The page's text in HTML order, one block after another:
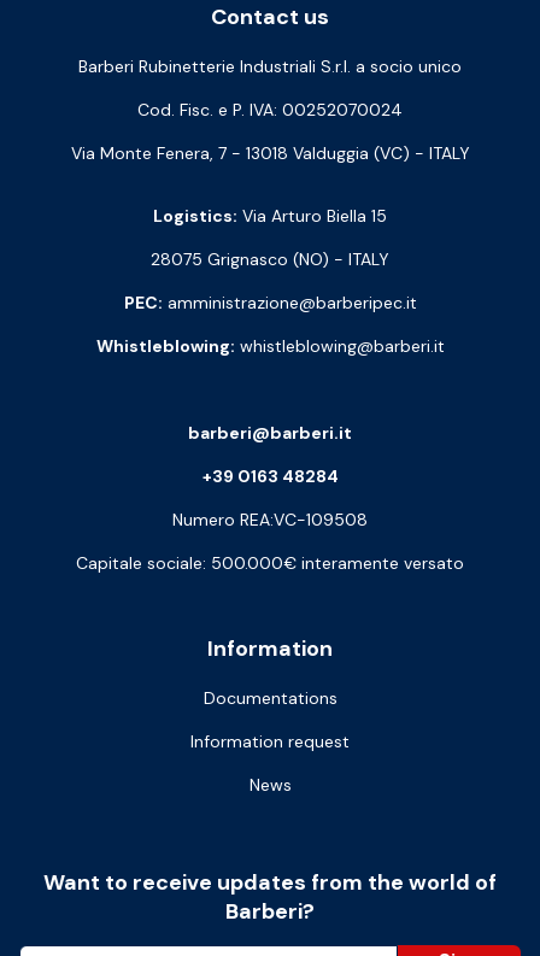
Contact us
Barberi Rubinetterie Industriali S.r.l. a socio unico
Cod. Fisc. e P. IVA: 00252070024
Via Monte Fenera, 7 - 13018 Valduggia (VC) - ITALY
Logistics: Via Arturo Biella 15
28075 Grignasco (NO) - ITALY
PEC: amministrazione@barberipec.it
Whistleblowing: whistleblowing@barberi.it
Information
Documentations
Information request
News
barberi@barberi.it
+39 0163 48284
Numero REA:VC-109508
Capitale sociale: 500.000€ interamente versato
Want to receive updates from the world of
Barberi?